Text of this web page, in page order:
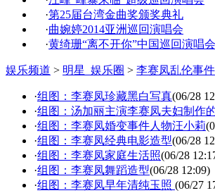
·第25届台湾金曲奖颁奖典礼
·曲婉婷2014亚洲巡回演唱会
·黄绮珊“离不开你”中国巡回演唱会
娱乐频道 > 明星_娱乐圈 > 李赛凤乱伦事件
·组图：李赛凤珍藏黑白写真(06/28
·组图：汤加丽主演李赛凤夫妇制作
·组图：李赛凤婚变事件人物汪小莉
·组图：李赛凤经典电影造型(06/28
·组图：李赛凤家庭生活照(06/28
·组图：李赛凤舞蹈造型(06/28 12:09)
·组图：李赛凤早年清纯玉照 (06/27